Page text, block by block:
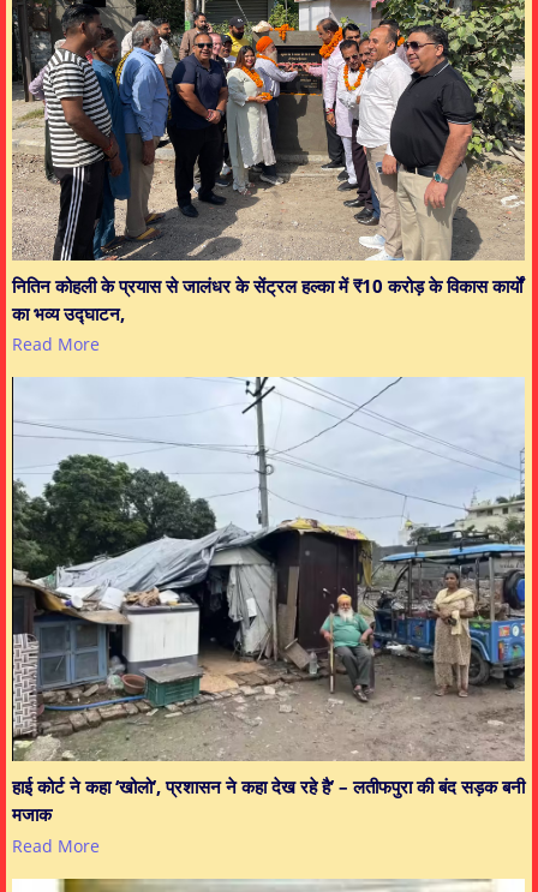
नितिन कोहली के प्रयास से जालंधर के सेंट्रल हल्का में ₹10 करोड़ के विकास कार्यों
का भव्य उद्घाटन,
Read More
हाई कोर्ट ने कहा ‘खोलो’, प्रशासन ने कहा देख रहे है’ – लतीफपुरा की बंद सड़क बनी
मजाक
Read More